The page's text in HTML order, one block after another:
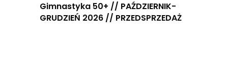
Gimnastyka 50+ // PAŹDZIERNIK-
GRUDZIEŃ 2026 // PRZEDSPRZEDAŻ